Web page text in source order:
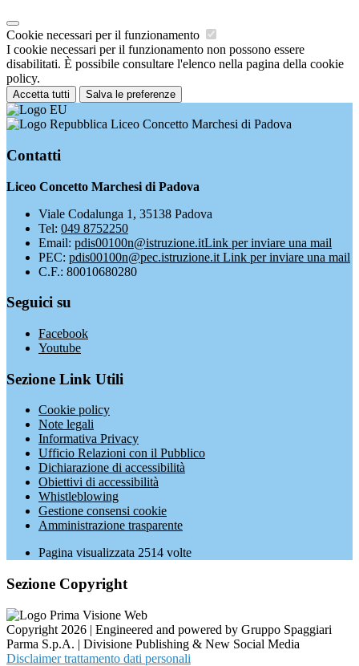
Cookie necessari per il funzionamento
I cookie necessari per il funzionamento non possono essere
disabilitati. È possibile consultare l'elenco nella pagina della cookie
policy.
Accetta tutti Salva le preferenze
Liceo Concetto Marchesi di Padova
Contatti
Liceo Concetto Marchesi di Padova
Viale Codalunga 1, 35138 Padova
Tel: 049 8752250
Email: pdis00100n@istruzione.itLink per inviare una mail
PEC: pdis00100n@pec.istruzione.it Link per inviare una mail
C.F.: 80010680280
Seguici su
Facebook
Youtube
Sezione Link Utili
Cookie policy
Note legali
Informativa Privacy
Ufficio Relazioni con il Pubblico
Dichiarazione di accessibilità
Obiettivi di accessibilità
Whistleblowing
Gestione consensi cookie
Amministrazione trasparente
Pagina visualizzata 2514 volte
Sezione Copyright
Copyright 2026 | Engineered and powered by Gruppo Spaggiari
Parma S.p.A. | Divisione Publishing & New Social Media
Disclaimer trattamento dati personali